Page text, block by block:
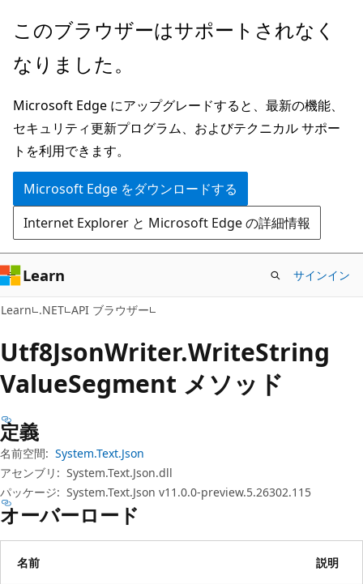
メ
ン
ン
テ
ン
ツ
に
ス
キ
ッ
プ
ペ
ジ
ナ
ビ
ゲ
ー
シ
ョ
ン
に
ス
キ
ッ
プ
このブラウザーはサポートされなく
なりました。
Microsoft Edge にアップグレードすると、最新の機能、
セキュリティ更新プログラム、およびテクニカル サポー
トを利用できます。
Microsoft Edge をダウンロードする
Internet Explorer と Microsoft Edge の詳細情報
Learn サインイン
Learn .NET API ブラウザー
Utf8JsonWriter.WriteString
ValueSegment メソッド
定義
名前空間: System.Text.Json
アセンブリ: System.Text.Json.dll
パッケージ: System.Text.Json v11.0.0-preview.5.26302.115
オーバーロード
名前 説明